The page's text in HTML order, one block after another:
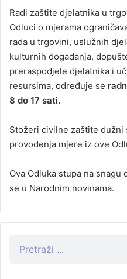
Radi zaštite djelatnika u
Odluci o mjerama
rada u trgovini, uslužnih
kulturnih događanja,
preraspodjele djelatnika i
resursima, određuje se
8 do 17 sati.
Stožeri civilne zaštite
provođenja mjere iz ove
Ova Odluka stupa na
se u Narodnim novinama.